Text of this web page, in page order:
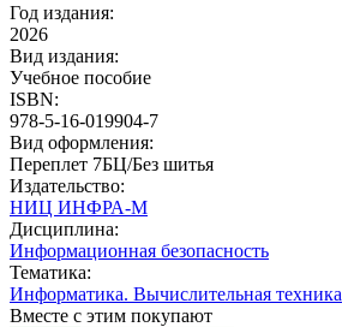
Год издания:
2026
Вид издания:
Учебное пособие
ISBN:
978-5-16-019904-7
Вид оформления:
Переплет 7БЦ/Без шитья
Издательство:
НИЦ ИНФРА-М
Дисциплина:
Информационная безопасность
Тематика:
Информатика. Вычислительная техника
Вместе с этим покупают